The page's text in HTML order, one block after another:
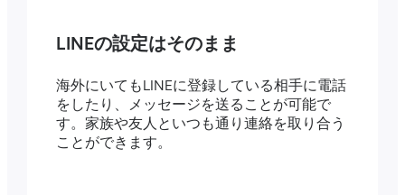
LINEの設定はそのまま
海外にいてもLINEに登録している相手に電話
をしたり、メッセージを送ることが可能で
す。家族や友人といつも通り連絡を取り合う
ことができます。